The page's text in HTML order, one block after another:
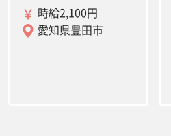
時給2,100円
愛知県豊田市